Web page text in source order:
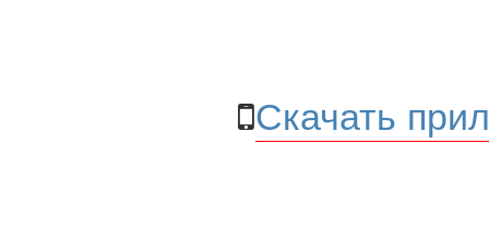
Скачать